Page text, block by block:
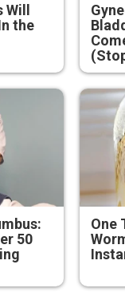
Will
the
50
One